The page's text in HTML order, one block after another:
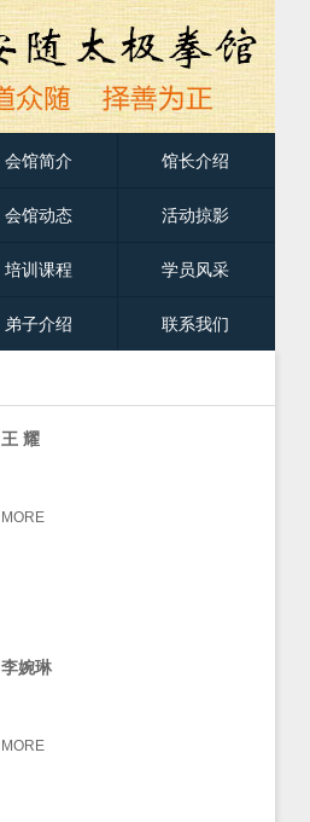
会馆简介 馆长介绍
会馆动态 活动掠影
培训课程 学员风采
弟子介绍 联系我们
王 耀
MORE
李婉琳
MORE